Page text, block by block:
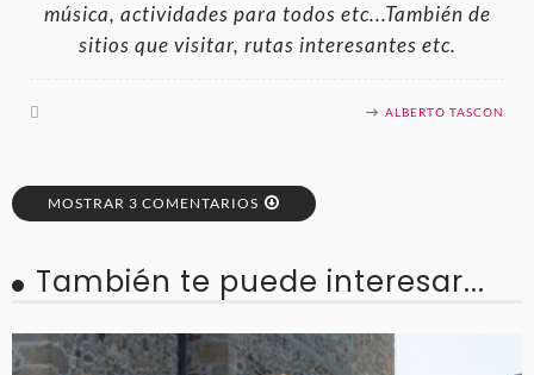
música, actividades para todos etc...También de
sitios que visitar, rutas interesantes etc.
ALBERTO TASCON
MOSTRAR 3 COMENTARIOS
También te puede interesar...